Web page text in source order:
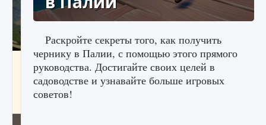
Как исправить ошибку Palworld «Идет
сохранение мира — Невозможно начать
сохранение данных мира»
9 августа 2024
Раскройте секреты того, как получить
чернику в Палии, с помощью этого прямого
руководства. Достигайте своих целей в
садоводстве и узнавайте больше игровых
советов!